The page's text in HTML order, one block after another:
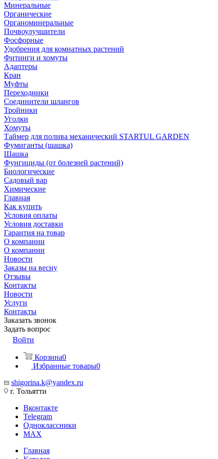
Минеральные
Органические
Органоминеральные
Почвоулучшители
Фосфорные
Удобрения для комнатных растений
Фитинги и хомуты
Адаптеры
Кран
Муфты
Переходники
Соединители шлангов
Тройники
Уголки
Хомуты
Таймер для полива механический STARTUL GARDEN
Фумиганты (шашка)
Шашка
Фунгициды (от болезней растений)
Биологические
Садовый вар
Химические
Главная
Как купить
Условия оплаты
Условия доставки
Гарантия на товар
О компании
О компании
Новости
Заказы на весну
Отзывы
Контакты
Новости
Услуги
Контакты
Заказать звонок
Задать вопрос
Войти
Корзина0
Избранные товары0
shigorina.k@yandex.ru
г. Тольятти
Вконтакте
Telegram
Одноклассники
MAX
Главная